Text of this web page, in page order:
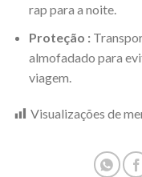
rap para a noite.
Proteção :
almofadado para
viagem.
Visualizações de